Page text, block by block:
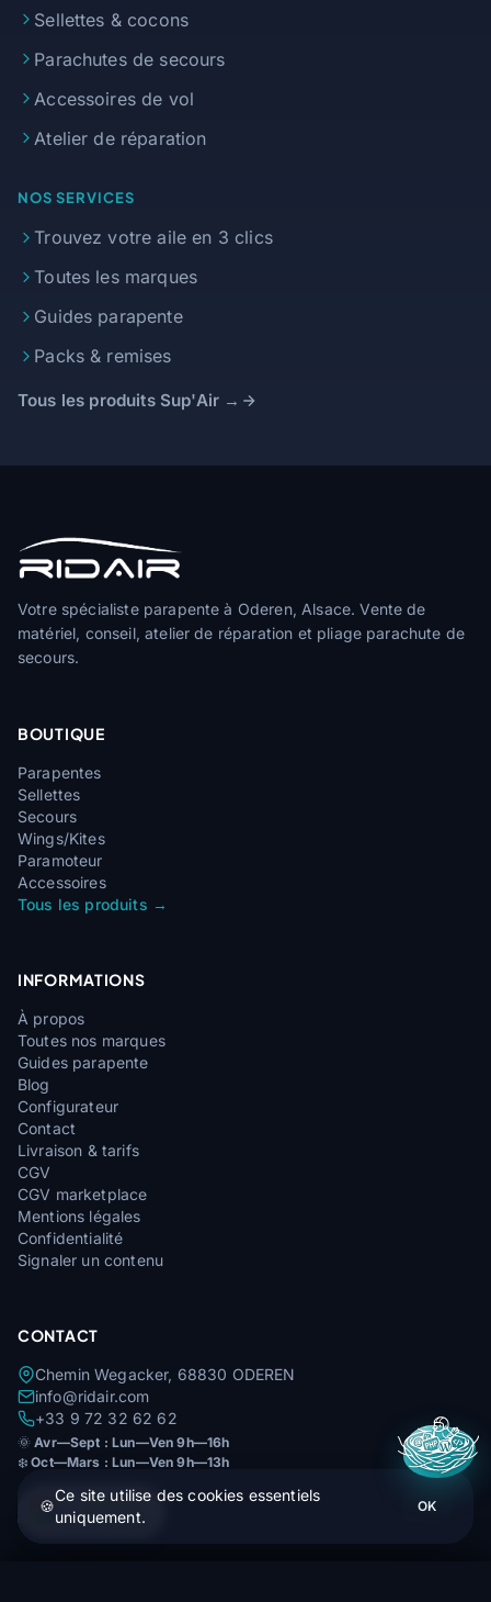
Sellettes & cocons
Parachutes de secours
Accessoires de vol
Atelier de réparation
NOS SERVICES
Trouvez votre aile en 3 clics
Toutes les marques
Guides parapente
Packs & remises
Tous les produits Sup'Air →
Votre spécialiste parapente à Oderen, Alsace. Vente de
matériel, conseil, atelier de réparation et pliage parachute de
secours.
BOUTIQUE
Parapentes
Sellettes
Secours
Wings/Kites
Paramoteur
Accessoires
Tous les produits →
INFORMATIONS
À propos
Toutes nos marques
Guides parapente
Blog
Configurateur
Contact
Livraison & tarifs
CGV
CGV marketplace
Mentions légales
Confidentialité
Signaler un contenu
CONTACT
Chemin Wegacker, 68830 ODEREN
info@ridair.com
+33 9 72 32 62 62
🌞Avr—Sept : Lun—Ven 9h—16h
❄️Oct—Mars : Lun—Ven 9h—13h
4,9★★★★★
29 avis Google
🍪
Ce site utilise des cookies essentiels
uniquement.
OK